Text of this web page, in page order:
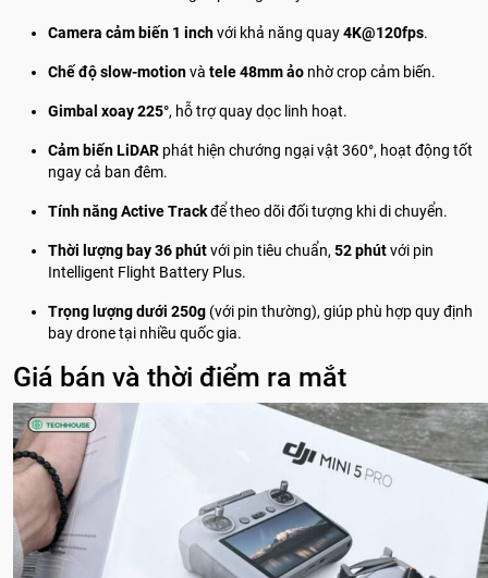
Camera cảm biến 1 inchvới khả năng quay4K@120fps.
Chế độ slow-motionvà tele 48mm ảo nhờ crop cảm biến.
Gimbal xoay 225°, hỗ trợ quay dọc linh hoạt.
Cảm biến LiDAR phát hiện chướng ngại vật 360°, hoạt động tốt
ngay cả ban đêm.
Tính năng Active Trackđể theo dõi đối tượng khi di chuyển.
Thời lượng bay 36 phútvới pin tiêu chuẩn,52 phútvới pin
Intelligent Flight Battery Plus.
Trọng lượng dưới 250g (với pin thường), giúp phù hợp quy định
bay drone tại nhiều quốc gia.
Giá bán và thời điểm ra mắt